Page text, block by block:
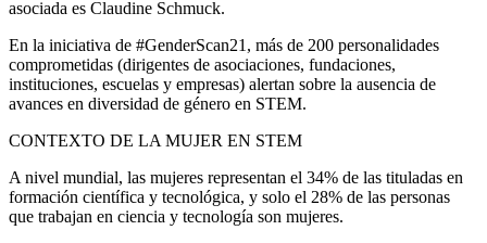
asociada es Claudine Schmuck.
En la iniciativa de #GenderScan21, más de 200 personalidades
comprometidas (dirigentes de asociaciones, fundaciones,
instituciones, escuelas y empresas) alertan sobre la ausencia de
avances en diversidad de género en STEM.
CONTEXTO DE LA MUJER EN STEM
A nivel mundial, las mujeres representan el 34% de las tituladas en
formación científica y tecnológica, y solo el 28% de las personas
que trabajan en ciencia y tecnología son mujeres.